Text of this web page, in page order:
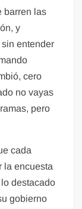
barren las
y
entender
cero
no vayas
pero
cada
la encuesta
destacado
gobierno